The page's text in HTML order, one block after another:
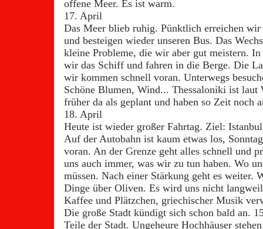
offene Meer. Es ist warm.
17. April
Das Meer blieb ruhig. Pünktlich erreichen
und besteigen wieder unseren Bus. Das
kleine Probleme, die wir aber gut meistern.
wir das Schiff und fahren in die Berge. Die
wir kommen schnell voran. Unterwegs
Schöne Blumen, Wind... Thessaloniki ist laut
früher da als geplant und haben so Zeit noch
18. April
Heute ist wieder großer Fahrtag. Ziel:
Auf der Autobahn ist kaum etwas los,
voran. An der Grenze geht alles schnell und
uns auch immer, was wir zu tun haben. Wo
müssen. Nach einer Stärkung geht es weiter.
Dinge über Oliven. Es wird uns nicht
Kaffee und Plätzchen, griechischer Musik
Die große Stadt kündigt sich schon bald an.
Teile der Stadt. Ungeheure Hochhäuser